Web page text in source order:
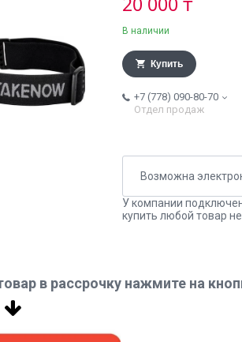
В наличии
Купить
+7 (778) 090-80-70
Отдел продаж
У компании
купить любой товар
в рассрочку нажмите на